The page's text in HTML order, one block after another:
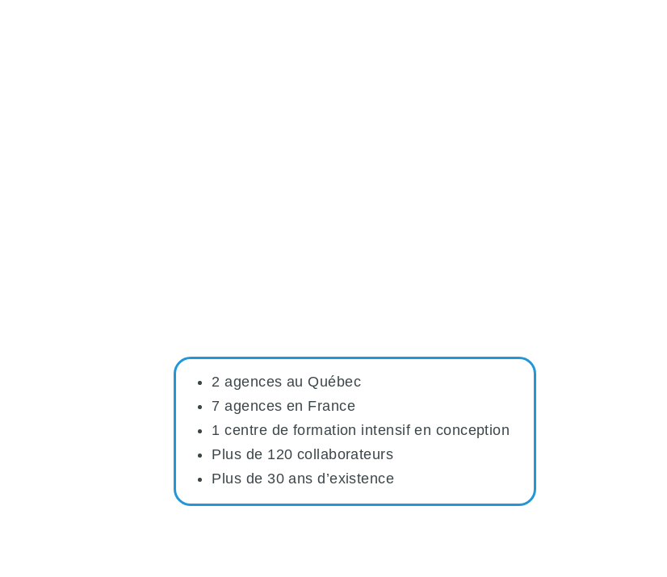
2 agences au Québec
7 agences en France
1 centre de formation intensif en conception
Plus de 120 collaborateurs
Plus de 30 ans d’existence